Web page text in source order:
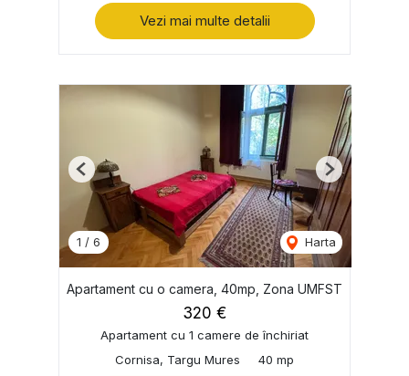
Vezi mai multe detalii
1 / 6 Harta
Previous Next
Apartament cu o camera, 40mp, Zona UMFST
320 €
Apartament cu 1 camere de închiriat
Cornisa, Targu Mures
40 mp